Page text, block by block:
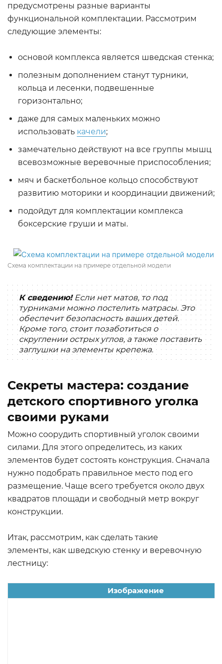
предусмотрены разные варианты
функциональной комплектации. Рассмотрим
следующие элементы:
основой комплекса является шведская стенка;
полезным дополнением станут турники,
кольца и лесенки, подвешенные
горизонтально;
даже для самых маленьких можно
использовать качели;
замечательно действуют на все группы мышц
всевозможные веревочные приспособления;
мяч и баскетбольное кольцо способствуют
развитию моторики и координации движений;
подойдут для комплектации комплекса
боксерские груши и маты.
Схема комплектации на примере отдельной модели
К сведению!Если нет матов, то под
турниками можно постелить матрасы. Это
обеспечит безопасность ваших детей.
Кроме того, стоит позаботиться о
скруглении острых углов, а также поставить
заглушки на элементы крепежа.
Секреты мастера: создание
детского спортивного уголка
своими руками
Можно соорудить спортивный уголок своими
силами. Для этого определитесь, из каких
элементов будет состоять конструкция. Сначала
нужно подобрать правильное место под его
размещение. Чаще всего требуется около двух
квадратов площади и свободный метр вокруг
конструкции.
Итак, рассмотрим, как сделать такие
элементы, как шведскую стенку и веревочную
лестницу:
Изображение